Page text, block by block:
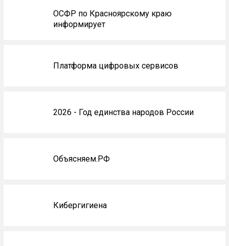
ОСФР по Красноярскому краю
информирует
Платформа цифровых сервисов
2026 - Год единства народов России
Объясняем.РФ
Кибергигиена